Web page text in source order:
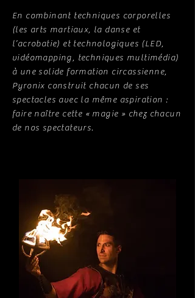
En combinant techniques corporelles
(les arts martiaux, la danse et
l’acrobatie) et technologiques (LED,
vidéomapping, techniques multimédia)
à une solide formation circassienne,
Pyronix construit chacun de ses
spectacles avec la même aspiration :
faire naître cette « magie » chez chacun
de nos spectateurs.